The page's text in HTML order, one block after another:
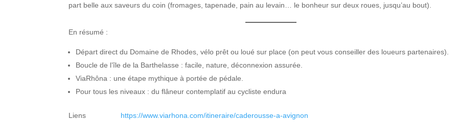
part belle aux saveurs du coin (fromages, tapenade, pain au levain… le bonheur sur deux roues, jusqu’au bout).
En résumé :
Départ direct du Domaine de Rhodes , vélo prêt ou loué sur place (on peut vous conseiller des loueurs partenaires).
Boucle de l’île de la Barthelasse : facile, nature, déconnexion assurée.
ViaRhôna : une étape mythique à portée de pédale.
Pour tous les niveaux : du flâneur contemplatif au cycliste endura
Liens https://www.viarhona.com/itineraire/caderousse-a-avignon